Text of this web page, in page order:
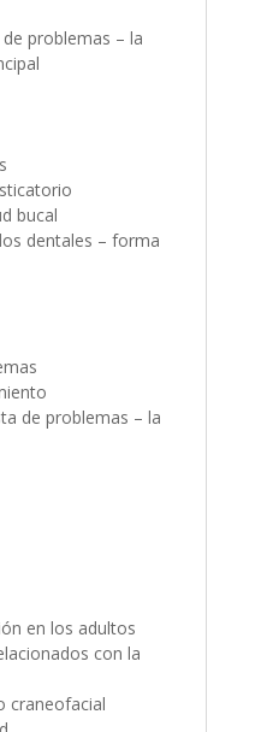
problemas – la
bucal
dentales – forma
de problemas – la
en los adultos
con la
craneofacial